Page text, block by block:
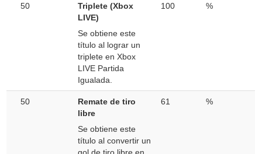
50
Triplete (Xbox
LIVE)
Se obtiene este
título al lograr un
triplete en Xbox
LIVE Partida
Igualada.
100 %
50
Remate de tiro
libre
Se obtiene este
título al convertir un
61 %